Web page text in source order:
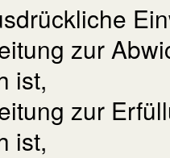
zur
ist,
zur
ist,